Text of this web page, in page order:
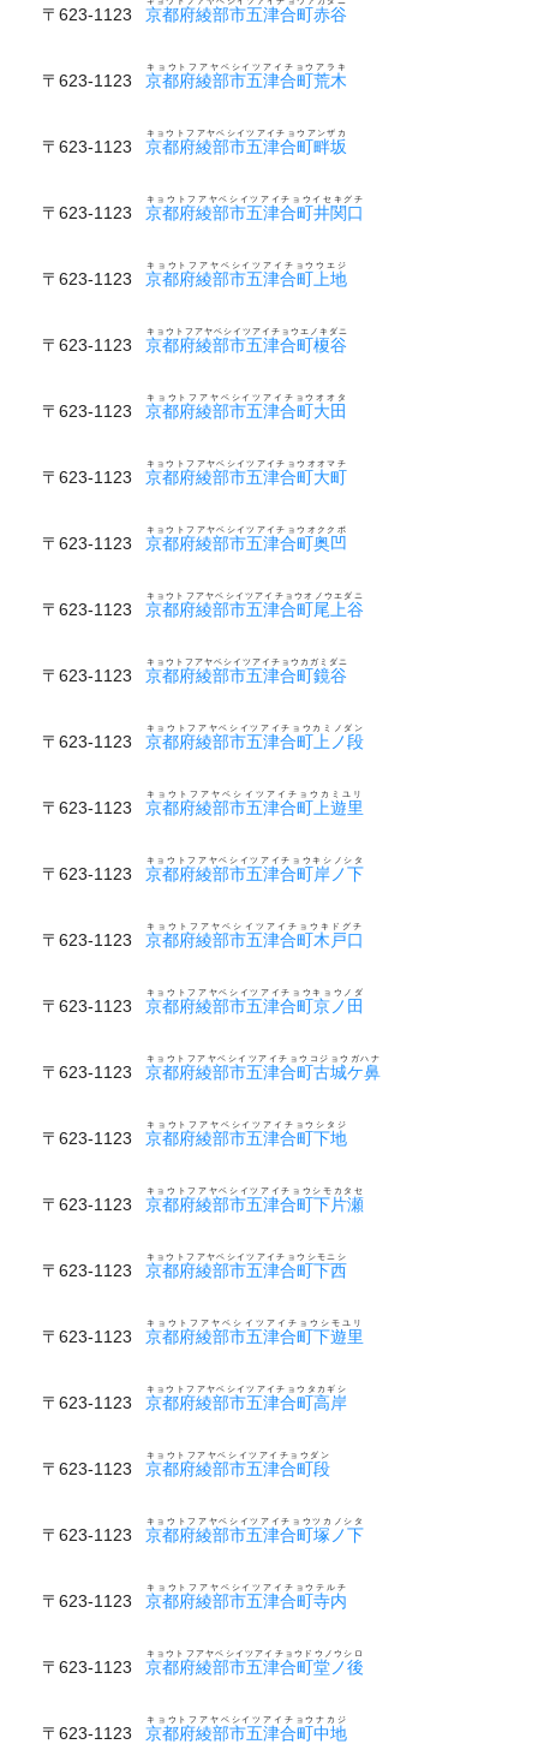
〒623-1123 京都府綾部市五津合町赤谷
〒623-1123 京都府綾部市五津合町荒木
キョウトフアヤベシイツアイチョウアラキ
〒623-1123 京都府綾部市五津合町畔坂
キョウトフアヤベシイツアイチョウアンザカ
〒623-1123 京都府綾部市五津合町井関口
キョウトフアヤベシイツアイチョウイセキグチ
〒623-1123 京都府綾部市五津合町上地
キョウトフアヤベシイツアイチョウウエジ
〒623-1123 京都府綾部市五津合町榎谷
キョウトフアヤベシイツアイチョウエノキダニ
〒623-1123 京都府綾部市五津合町大田
キョウトフアヤベシイツアイチョウオオタ
〒623-1123 京都府綾部市五津合町大町
キョウトフアヤベシイツアイチョウオオマチ
〒623-1123 京都府綾部市五津合町奥凹
キョウトフアヤベシイツアイチョウオククボ
〒623-1123 京都府綾部市五津合町尾上谷
キョウトフアヤベシイツアイチョウオノウエダニ
〒623-1123 京都府綾部市五津合町鏡谷
キョウトフアヤベシイツアイチョウカガミダニ
〒623-1123 京都府綾部市五津合町上ノ段
キョウトフアヤベシイツアイチョウカミノダン
〒623-1123 京都府綾部市五津合町上遊里
キョウトフアヤベシイツアイチョウカミユリ
〒623-1123 京都府綾部市五津合町岸ノ下
キョウトフアヤベシイツアイチョウキシノシタ
〒623-1123 京都府綾部市五津合町木戸口
キョウトフアヤベシイツアイチョウキドグチ
〒623-1123 京都府綾部市五津合町京ノ田
キョウトフアヤベシイツアイチョウキョウノダ
〒623-1123 京都府綾部市五津合町古城ケ鼻
キョウトフアヤベシイツアイチョウコジョウガハナ
〒623-1123 京都府綾部市五津合町下地
キョウトフアヤベシイツアイチョウシタジ
〒623-1123 京都府綾部市五津合町下片瀬
キョウトフアヤベシイツアイチョウシモカタセ
〒623-1123 京都府綾部市五津合町下西
キョウトフアヤベシイツアイチョウシモニシ
〒623-1123 京都府綾部市五津合町下遊里
キョウトフアヤベシイツアイチョウシモユリ
〒623-1123 京都府綾部市五津合町高岸
キョウトフアヤベシイツアイチョウタカギシ
〒623-1123 京都府綾部市五津合町段
キョウトフアヤベシイツアイチョウダン
〒623-1123 京都府綾部市五津合町塚ノ下
キョウトフアヤベシイツアイチョウツカノシタ
〒623-1123 京都府綾部市五津合町寺内
キョウトフアヤベシイツアイチョウテルチ
〒623-1123 京都府綾部市五津合町堂ノ後
キョウトフアヤベシイツアイチョウドウノウシロ
〒623-1123 京都府綾部市五津合町中地
キョウトフアヤベシイツアイチョウナカジ